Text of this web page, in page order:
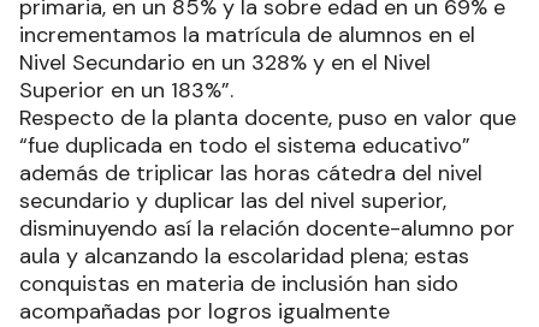
primaria, en un 85% y la sobre edad en un 69% e
incrementamos la matrícula de alumnos en el
Nivel Secundario en un 328% y en el Nivel
Superior en un 183%”.
Respecto de la planta docente, puso en valor que
“fue duplicada en todo el sistema educativo”
además de triplicar las horas cátedra del nivel
secundario y duplicar las del nivel superior,
disminuyendo así la relación docente-alumno por
aula y alcanzando la escolaridad plena; estas
conquistas en materia de inclusión han sido
acompañadas por logros igualmente